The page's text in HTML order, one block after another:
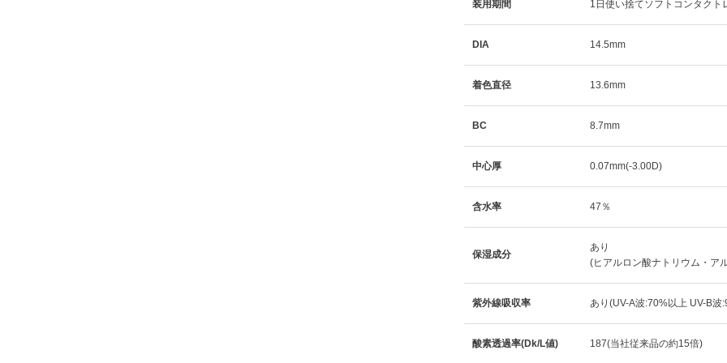
装用期間 1日使い捨てソフトコンタクト
DIA 14.5mm
着色直径 13.6mm
BC 8.7mm
中心厚 0.07mm(-3.00D)
含水率 47％
保湿成分
あり
(ヒアルロン酸ナトリウム・ア
紫外線吸収率 あり(UV-A波:70%以上 UV-B波
酸素透過率(Dk/L値) 187(当社従来品の約15倍)